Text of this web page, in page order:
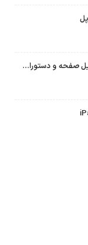
نسخه مک گوگل Gemini با قابلیت تحلیل صفحه و دستورات صوتی در به‌روزرسانی جدید